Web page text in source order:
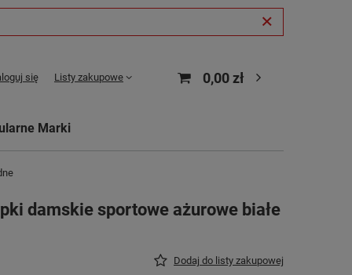
się Listy zakupowe 0,00 zł
Marki
damskie sportowe ażurowe białe
Dodaj do listy zakupowej